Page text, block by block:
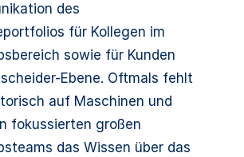
des
für Kollegen im
sowie für Kunden
Ebene. Oftmals fehlt
auf Maschinen und
fokussierten großen
das Wissen über das